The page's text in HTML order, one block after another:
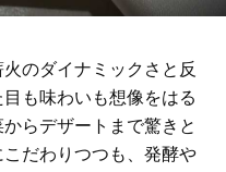
のダイナミックさと反
も味わいも想像をはる
らデザートまで驚きと
だわりつつも、発酵や